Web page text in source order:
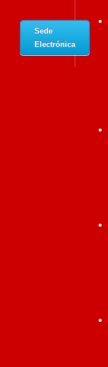
Sede
Electrónica